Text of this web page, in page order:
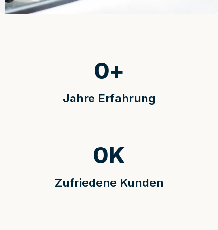
Jahre Erfahrung
0+
Zufriedene Kunden
0K